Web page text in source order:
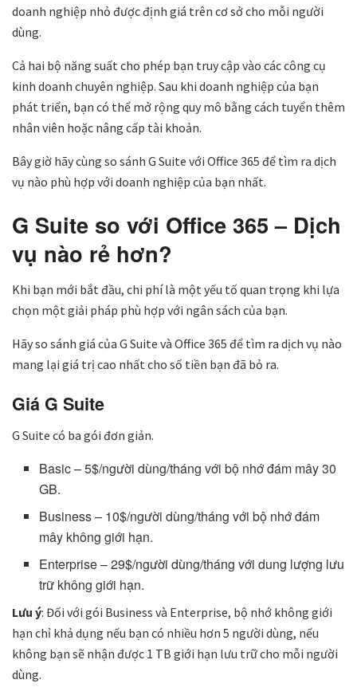
doanh nghiệp nhỏ được định giá trên cơ sở cho mỗi người
dùng.
Cả hai bộ năng suất cho phép bạn truy cập vào các công cụ
kinh doanh chuyên nghiệp. Sau khi doanh nghiệp của bạn
phát triển, bạn có thể mở rộng quy mô bằng cách tuyển thêm
nhân viên hoặc nâng cấp tài khoản.
Bây giờ hãy cùng so sánh G Suite với Office 365 để tìm ra dịch
vụ nào phù hợp với doanh nghiệp của bạn nhất.
G Suite so với Office 365 – Dịch
vụ nào rẻ hơn?
Khi bạn mới bắt đầu, chi phí là một yếu tố quan trọng khi lựa
chọn một giải pháp phù hợp với ngân sách của bạn.
Hãy so sánh giá của G Suite và Office 365 để tìm ra dịch vụ nào
mang lại giá trị cao nhất cho số tiền bạn đã bỏ ra.
Giá G Suite
G Suite có ba gói đơn giản.
Basic – 5$/người dùng/tháng với bộ nhớ đám mây 30
GB.
Business – 10$/người dùng/tháng với bộ nhớ đám
mây không giới hạn.
Enterprise – 29$/người dùng/tháng với dung lượng lưu
trữ không giới hạn.
Lưu ý: Đối với gói Business và Enterprise, bộ nhớ không giới
hạn chỉ khả dụng nếu bạn có nhiều hơn 5 người dùng, nếu
không bạn sẽ nhận được 1 TB giới hạn lưu trữ cho mỗi người
dùng.